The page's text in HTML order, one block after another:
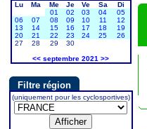
Lu Ma Me Je Ve Sa
Di
01
02 03 04
05
06
07 08 09 10 11
12
13
14 15 16 17 18
19
20
21 22 23 24 25
26
27
28 29
30
<< septembre 2021 >>
Filtre région
(uniquement pour les cyclosportives)